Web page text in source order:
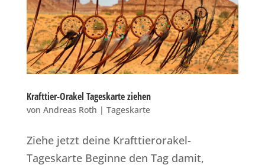
Krafttier-Orakel Tageskarte ziehen
von Andreas Roth | Tageskarte
Ziehe jetzt deine Krafttierorakel-
Tageskarte Beginne den Tag damit,